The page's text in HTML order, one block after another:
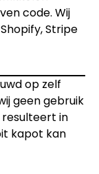
code. Wij
Stripe
op zelf
geen gebruik
in
kapot kan